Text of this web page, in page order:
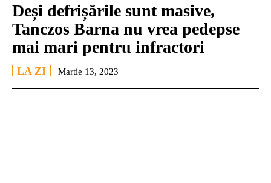
Deși defrișările sunt masive,
Tanczos Barna nu vrea pedepse
mai mari pentru infractori
LA ZI Martie 13, 2023